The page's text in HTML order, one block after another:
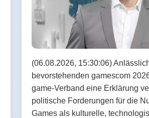
(06.08.2026, 15:30:06)
bevorstehenden gamescom
game-Verband eine Erklärung
politische Forderungen für die
Games als kulturelle,